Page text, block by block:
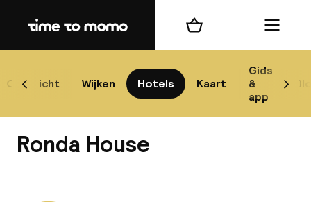
Home
Overzicht Wijken Hotels Kaart
Gids
&
app
Scroll naar links
Winkelmand Menu
Ronda House